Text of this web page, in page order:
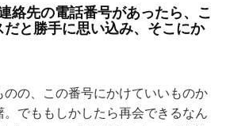
絡先の電話番号があったら、こ
と勝手に思い込み、そこにか
の、この番号にかけていいものか
でももしかしたら再会できるなん